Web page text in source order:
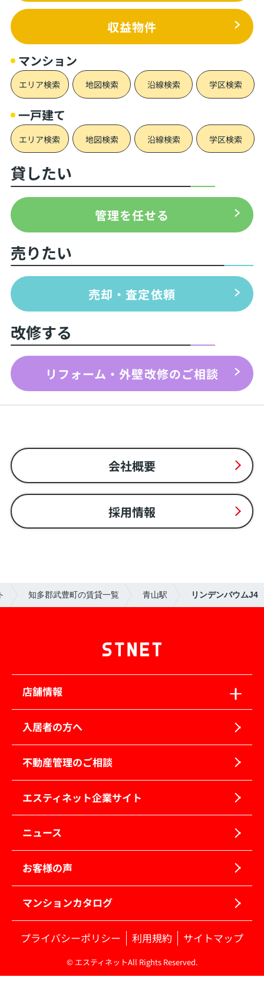
収益物件
マンション
エリア検索 地図検索 沿線検索 学区検索
一戸建て
エリア検索 地図検索 沿線検索 学区検索
貸したい
管理を任せる
売りたい
売却・査定依頼
改修する
リフォーム・外壁改修のご相談
会社概要
採用情報
知多郡武豊町の賃貸一覧 青山駅 リンデンバウムJ4
店舗情報
入居者の方へ
不動産管理のご相談
エスティネット企業サイト
ニュース
お客様の声
マンションカタログ
プライバシーポリシー 利用規約 サイトマップ
© エスティネットAll Rights Reserved.